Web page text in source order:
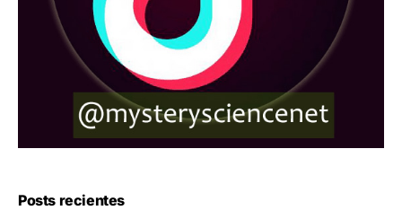
Posts recientes